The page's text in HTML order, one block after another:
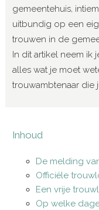
gemeentehuis,
uitbundig op een
trouwen in de
In dit artikel neem ik
alles wat je moet
trouwambtenaar die
Inhoud
De melding
Officiële
Een vrije
Op welke